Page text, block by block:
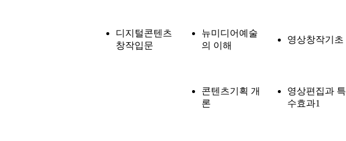
디지털콘텐츠
창작입문
뉴미디어예술
의 이해
영상창작기초
콘텐츠기획 개
론
영상편집과 특
수효과1